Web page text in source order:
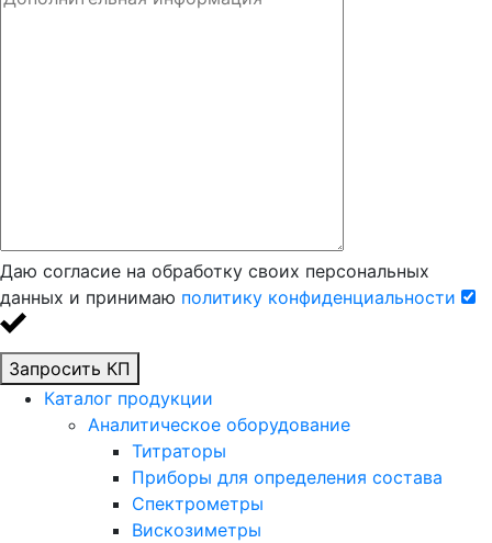
Даю согласие на обработку своих персональных
данных и принимаю политику конфиденциальности
Запросить КП
Каталог продукции
Аналитическое оборудование
Титраторы
Приборы для определения состава
Спектрометры
Вискозиметры